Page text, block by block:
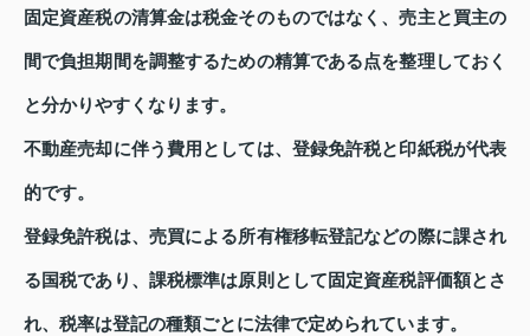
固定資産税の清算金は税金そのものではなく、売主と買主の
間で負担期間を調整するための精算である点を整理しておく
と分かりやすくなります。
不動産売却に伴う費用としては、登録免許税と印紙税が代表
的です。
登録免許税は、売買による所有権移転登記などの際に課され
る国税であり、課税標準は原則として固定資産税評価額とさ
れ、税率は登記の種類ごとに法律で定められています。